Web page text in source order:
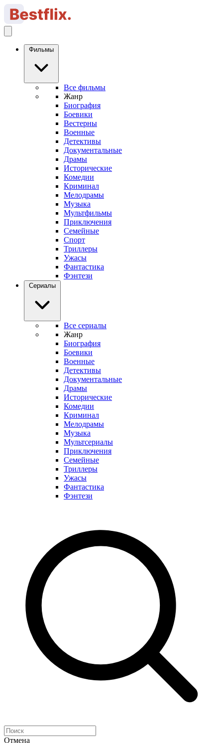
Фильмы
Все фильмы
Жанр
Биография
Боевики
Вестерны
Военные
Детективы
Документальные
Драмы
Исторические
Комедии
Криминал
Мелодрамы
Музыка
Мультфильмы
Приключения
Семейные
Спорт
Триллеры
Ужасы
Фантастика
Фэнтези
Сериалы
Все сериалы
Жанр
Биография
Боевики
Военные
Детективы
Документальные
Драмы
Исторические
Комедии
Криминал
Мелодрамы
Музыка
Мультсериалы
Приключения
Семейные
Триллеры
Ужасы
Фантастика
Фэнтези
Отмена